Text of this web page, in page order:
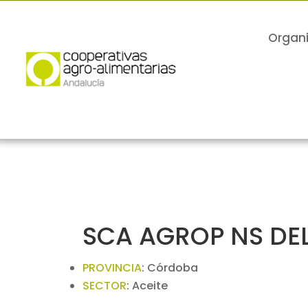
SCA AGROP NS
PROVINCIA: Córdoba
SECTOR:Aceite